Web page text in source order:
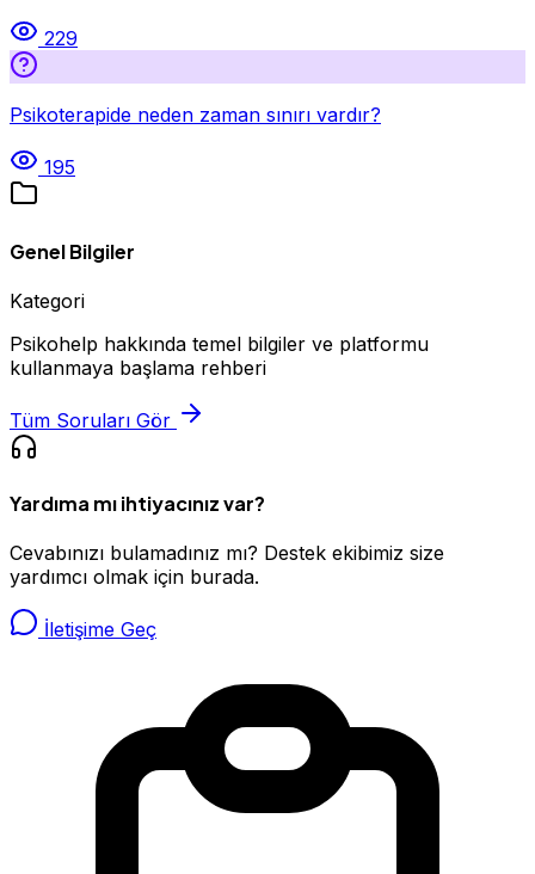
229
Psikoterapide neden zaman sınırı vardır?
195
Genel Bilgiler
Kategori
Psikohelp hakkında temel bilgiler ve platformu
kullanmaya başlama rehberi
Tüm Soruları Gör
Yardıma mı ihtiyacınız var?
Cevabınızı bulamadınız mı? Destek ekibimiz size
yardımcı olmak için burada.
İletişime Geç